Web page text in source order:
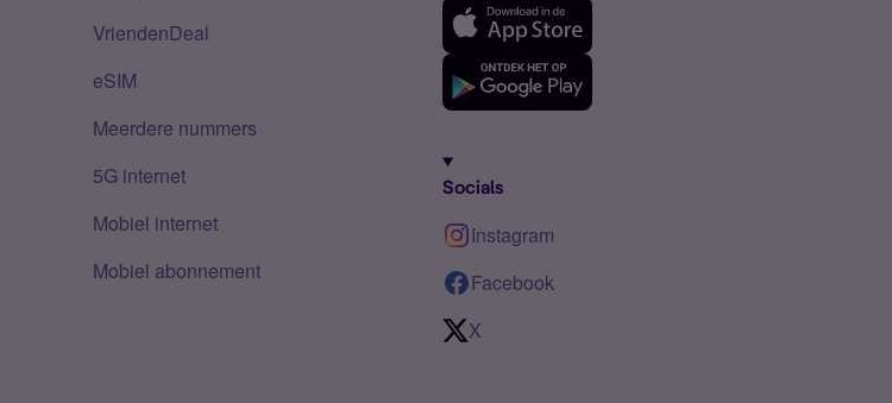
VriendenDeal
eSIM
Meerdere nummers
5G internet
Mobiel internet
Mobiel abonnement
Socials
Instagram
Facebook
X